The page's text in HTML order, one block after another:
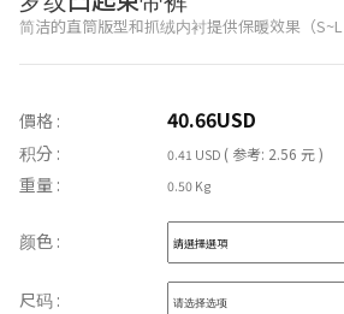
简洁的直筒版型和抓绒内衬提供保暖效果（S~L
價格 : 40.66USD
积分 : 0.41 USD ( 参考: 2.56 元 )
重量 : 0.50 Kg
颜色 :
尺码 :